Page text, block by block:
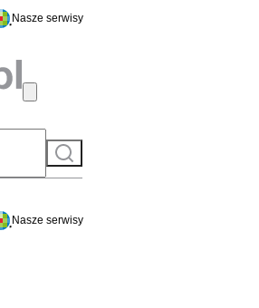
Nasze serwisy
Szukaj
Nasze serwisy